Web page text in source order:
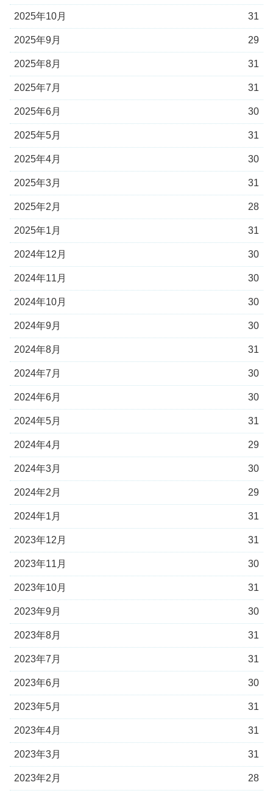
2025年10月 31
2025年9月 29
2025年8月 31
2025年7月 31
2025年6月 30
2025年5月 31
2025年4月 30
2025年3月 31
2025年2月 28
2025年1月 31
2024年12月 30
2024年11月 30
2024年10月 30
2024年9月 30
2024年8月 31
2024年7月 30
2024年6月 30
2024年5月 31
2024年4月 29
2024年3月 30
2024年2月 29
2024年1月 31
2023年12月 31
2023年11月 30
2023年10月 31
2023年9月 30
2023年8月 31
2023年7月 31
2023年6月 30
2023年5月 31
2023年4月 31
2023年3月 31
2023年2月 28